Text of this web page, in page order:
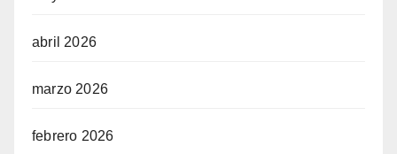
abril 2026
marzo 2026
febrero 2026